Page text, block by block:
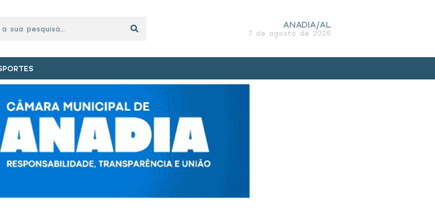
ANADIA/AL
7 de agosto de 2026